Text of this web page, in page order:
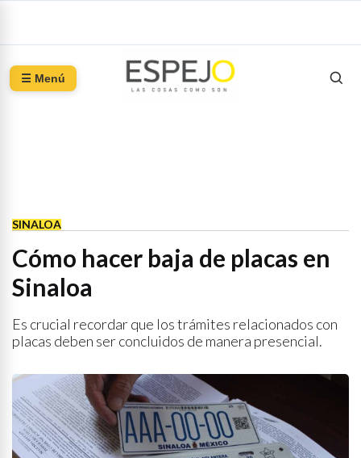
☰ Menú
SINALOA
Cómo hacer baja de placas en
Sinaloa
Es crucial recordar que los trámites relacionados con
placas deben ser concluidos de manera presencial.